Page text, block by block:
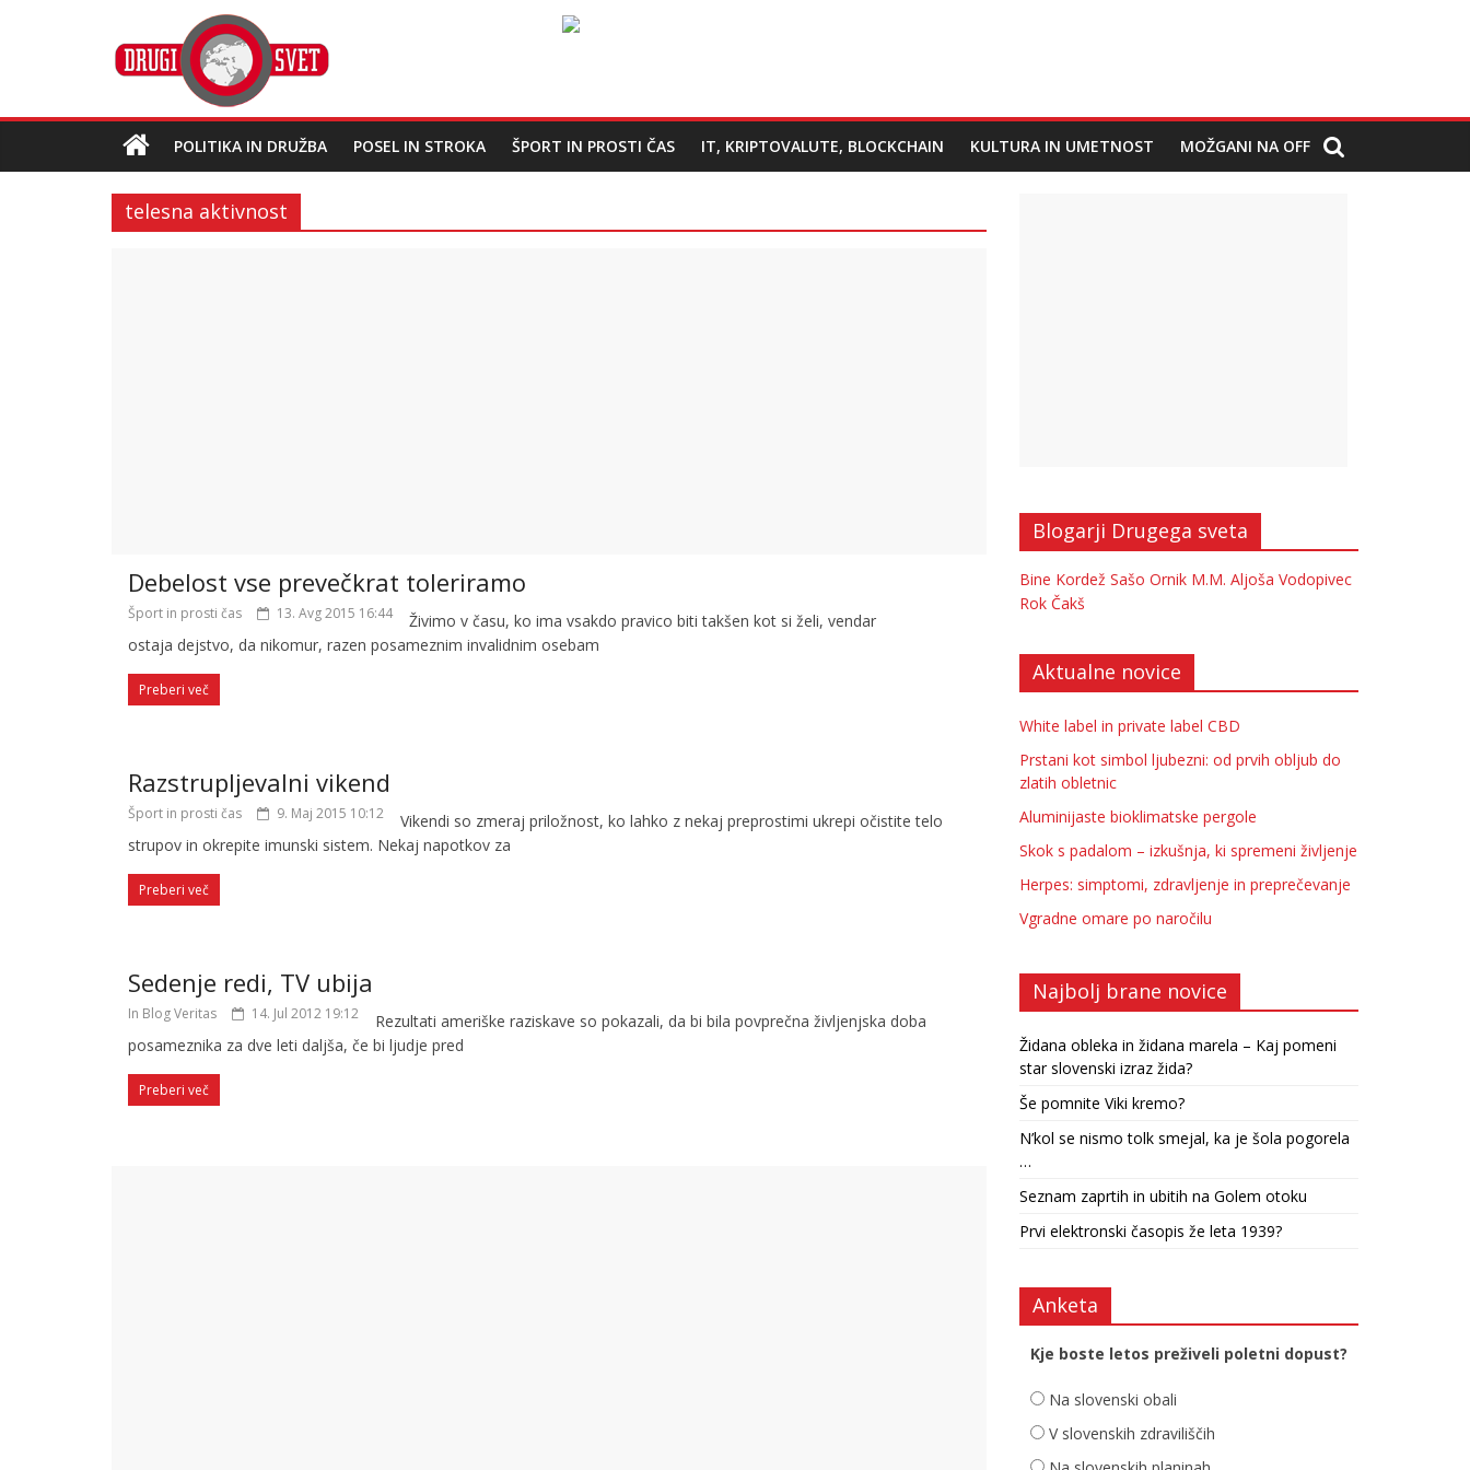
POLITIKA IN DRUŽBA POSEL IN STROKA ŠPORT IN PROSTI ČAS IT, KRIPTOVALUTE, BLOCKCHAIN KULTURA IN UMETNOST MOŽGANI NA OFF
telesna aktivnost
Debelost vse prevečkrat toleriramo
Šport in prosti čas 13. Avg 2015 16:44
Živimo v času, ko ima vsakdo pravico biti takšen kot si želi, vendar
ostaja dejstvo, da nikomur, razen posameznim invalidnim osebam
Preberi več
Razstrupljevalni vikend
Šport in prosti čas 9. Maj 2015 10:12
Vikendi so zmeraj priložnost, ko lahko z nekaj preprostimi ukrepi očistite telo
strupov in okrepite imunski sistem. Nekaj napotkov za
Preberi več
Sedenje redi, TV ubija
In Blog Veritas 14. Jul 2012 19:12
Rezultati ameriške raziskave so pokazali, da bi bila povprečna življenjska doba
posameznika za dve leti daljša, če bi ljudje pred
Preberi več
Blogarji Drugega sveta
Bine Kordež Sašo Ornik M.M. Aljoša Vodopivec
Rok Čakš
Aktualne novice
White label in private label CBD
Prstani kot simbol ljubezni: od prvih obljub do
zlatih obletnic
Aluminijaste bioklimatske pergole
Skok s padalom – izkušnja, ki spremeni življenje
Herpes: simptomi, zdravljenje in preprečevanje
Vgradne omare po naročilu
Najbolj brane novice
Židana obleka in židana marela – Kaj pomeni
star slovenski izraz žida?
Še pomnite Viki kremo?
N’kol se nismo tolk smejal, ka je šola pogorela
…
Seznam zaprtih in ubitih na Golem otoku
Prvi elektronski časopis že leta 1939?
Anketa
Kje boste letos preživeli poletni dopust?
Na slovenski obali
V slovenskih zdraviliščih